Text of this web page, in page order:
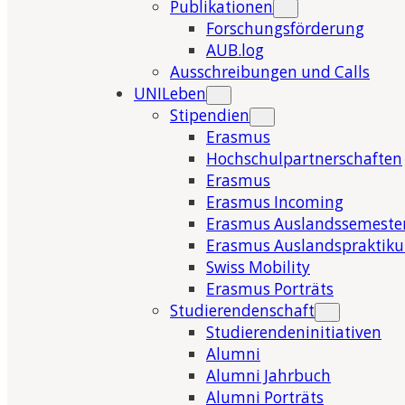
Publikationen
Forschungsförderung
AUB.log
Ausschreibungen und Calls
UNILeben
Stipendien
Erasmus
Hochschulpartnerschaften
Erasmus
Erasmus Incoming
Erasmus
Erasmus
Swiss Mobility
Erasmus Porträts
Studierendenschaft
Studierendeninitiativen
Alumni
Alumni Jahrbuch
Alumni Porträts